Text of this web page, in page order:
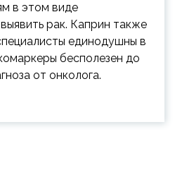
в этом виде
рак. Каприн также
единодушны в
бесполезен до
от онколога.